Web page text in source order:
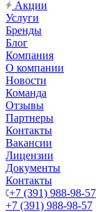
Акции
Услуги
Бренды
Блог
Компания
О компании
Новости
Команда
Отзывы
Партнеры
Контакты
Вакансии
Лицензии
Документы
Контакты
+7 (391) 988-98-57
+7 (391) 988-98-57